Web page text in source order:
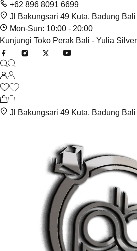
+62 896 8091 6699
Jl Bakungsari 49 Kuta, Badung Bali
Mon-Sun: 10:00 - 20:00
Kunjungi Toko Perak Bali - Yulia Silver
Jl Bakungsari 49 Kuta, Badung Bali